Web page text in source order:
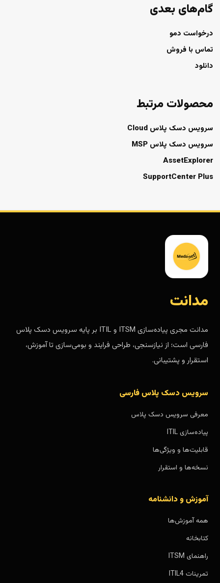
گام‌های بعدی
درخواست دمو
تماس با فروش
دانلود
محصولات مرتبط
سرویس دسک پلاس Cloud
سرویس دسک پلاس MSP
AssetExplorer
SupportCenter Plus
مدانت
مدانت مجری پیاده‌سازی ITSM و ITIL بر پایه سرویس دسک پلاس
فارسی است؛ از نیازسنجی، طراحی فرایند و بومی‌سازی تا آموزش،
استقرار و پشتیبانی.
سرویس دسک پلاس فارسی
معرفی سرویس دسک پلاس
پیاده‌سازی ITIL
قابلیت‌ها و ویژگی‌ها
نسخه‌ها و استقرار
آموزش و دانشنامه
همه آموزش‌ها
کتابخانه
راهنمای ITSM
تمرینات ITIL4